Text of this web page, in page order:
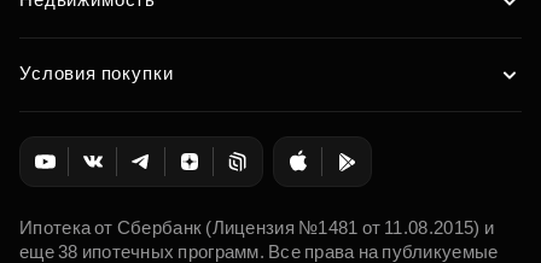
Условия покупки
Ипотека от Сбербанк (Лицензия №1481 от 11.08.2015) и
еще 38 ипотечных программ. Все права на публикуемые